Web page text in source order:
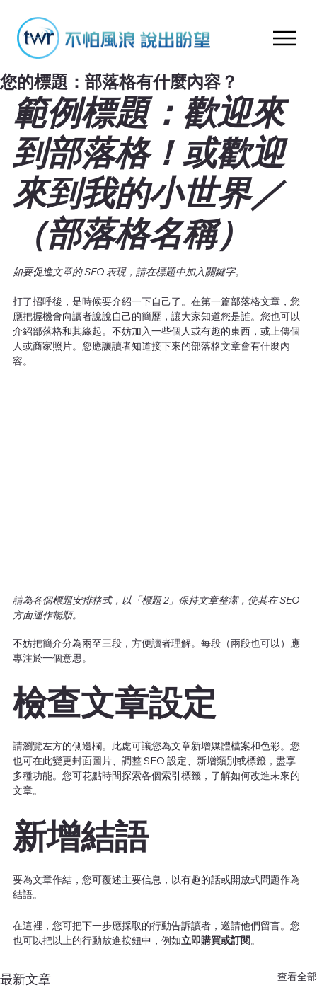
您的標題：部落格有什麼內容？
範例標題：歡迎來
到部落格！或歡迎
來到我的小世界／
（部落格名稱）
如要促進文章的 SEO 表現，請在標題中加入關鍵字。
打了招呼後，是時候要介紹一下自己了。在第一篇部落格文章，您
應把握機會向讀者說說自己的簡歷，讓大家知道您是誰。您也可以
介紹部落格和其緣起。不妨加入一些個人或有趣的東西，或上傳個
人或商家照片。您應讓讀者知道接下來的部落格文章會有什麼內
容。
請為各個標題安排格式，以「標題 2」保持文章整潔，使其在 SEO
方面運作暢順。
不妨把簡介分為兩至三段，方便讀者理解。每段（兩段也可以）應
專注於一個意思。
檢查文章設定
請瀏覽左方的側邊欄。此處可讓您為文章新增媒體檔案和色彩。您
也可在此變更封面圖片、調整 SEO 設定、新增類別或標籤，盡享
多種功能。您可花點時間探索各個索引標籤，了解如何改進未來的
文章。
新增結語
要為文章作結，您可覆述主要信息，以有趣的話或開放式問題作為
結語。
在這裡，您可把下一步應採取的行動告訴讀者，邀請他們留言。您
也可以把以上的行動放進按鈕中，例如立即購買或訂閱。
最新文章 查看全部